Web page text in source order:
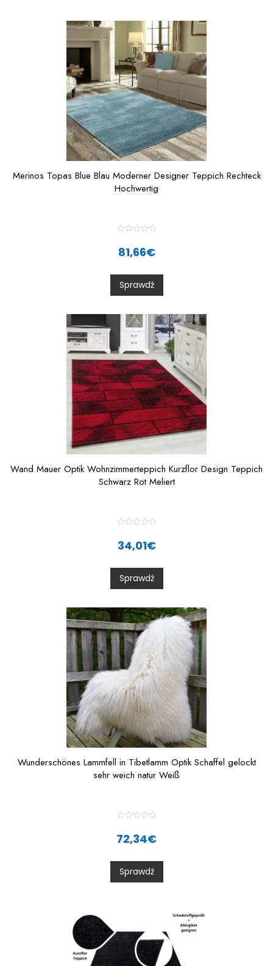
Merinos Topas Blue Blau Moderner Designer Teppich Rechteck
Hochwertig
0
o
u
t
81,66€
Sprawdź
Wand Mauer Optik Wohnzimmerteppich Kurzflor Design Teppich
Schwarz Rot Meliert
a
t
0
o
u
t
5
34,01€
Sprawdź
Wunderschönes Lammfell in Tibetlamm Optik Schaffel gelockt
sehr weich natur Weiß
t
0
o
u
t
72,34€
Sprawdź